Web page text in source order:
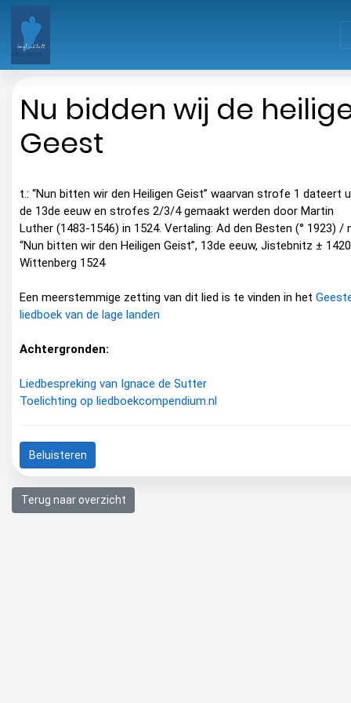
Nu bidden wij de
Geest
t.: “Nun bitten wir den Heiligen Geist” waarvan strofe 1 dateert
de 13de eeuw en strofes 2/3/4 gemaakt werden door Martin
Luther (1483-1546) in 1524. Vertaling: Ad den Besten (° 1923) /
“Nun bitten wir den Heiligen Geist”, 13de eeuw, Jistebnitz ±
Wittenberg 1524
Een meerstemmige zetting van dit lied is te vinden in het
liedboek van de lage landen
Achtergronden:
Liedbespreking van Ignace de Sutter
Toelichting op liedboekcompendium.nl
Beluisteren
Terug naar overzicht